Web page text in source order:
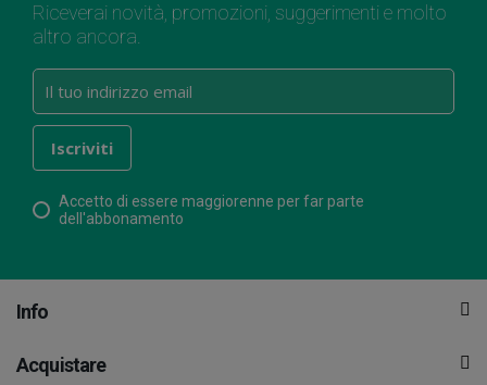
Riceverai novità, promozioni, suggerimenti e molto
altro ancora.
Accetto di essere maggiorenne per far parte
dell'abbonamento
Info
Acquistare